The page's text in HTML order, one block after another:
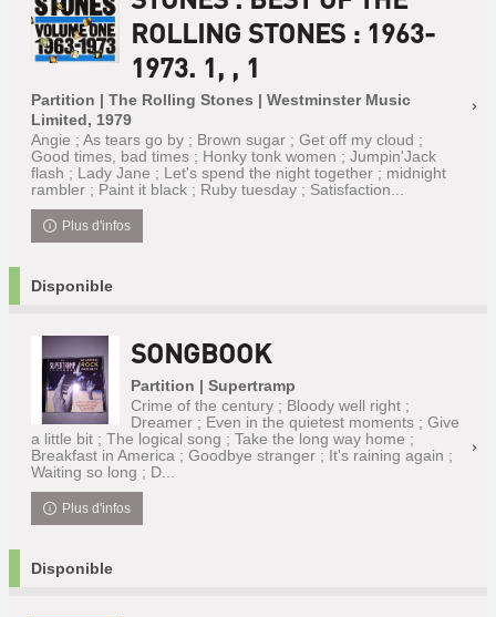
ROLLING STONES : 1963-
1973. 1, , 1
Partition | The Rolling Stones | Westminster Music
Limited, 1979
Angie ; As tears go by ; Brown sugar ; Get off my cloud ;
Good times, bad times ; Honky tonk women ; Jumpin'Jack
flash ; Lady Jane ; Let's spend the night together ; midnight
rambler ; Paint it black ; Ruby tuesday ; Satisfaction...
Plus d'infos
Disponible
SONGBOOK
Partition | Supertramp
Crime of the century ; Bloody well right ;
Dreamer ; Even in the quietest moments ; Give
a little bit ; The logical song ; Take the long way home ;
Breakfast in America ; Goodbye stranger ; It's raining again ;
Waiting so long ; D...
Plus d'infos
Disponible